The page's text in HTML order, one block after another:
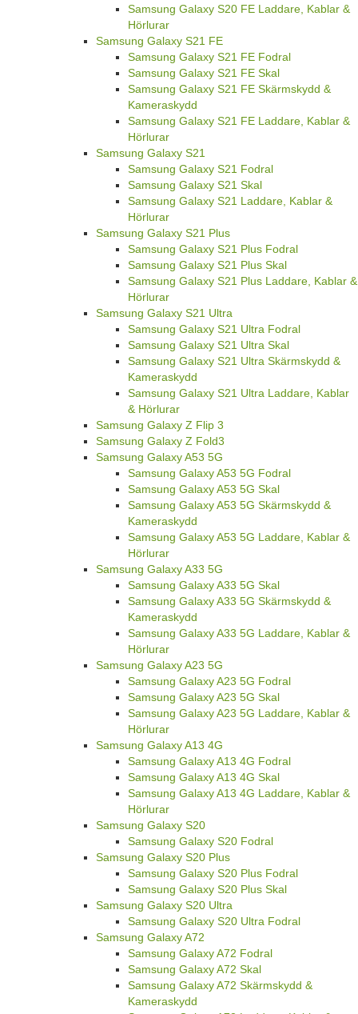
Samsung Galaxy S20 FE Laddare, Kablar &
Hörlurar
Samsung Galaxy S21 FE
Samsung Galaxy S21 FE Fodral
Samsung Galaxy S21 FE Skal
Samsung Galaxy S21 FE Skärmskydd &
Kameraskydd
Samsung Galaxy S21 FE Laddare, Kablar &
Hörlurar
Samsung Galaxy S21
Samsung Galaxy S21 Fodral
Samsung Galaxy S21 Skal
Samsung Galaxy S21 Laddare, Kablar &
Hörlurar
Samsung Galaxy S21 Plus
Samsung Galaxy S21 Plus Fodral
Samsung Galaxy S21 Plus Skal
Samsung Galaxy S21 Plus Laddare, Kablar &
Hörlurar
Samsung Galaxy S21 Ultra
Samsung Galaxy S21 Ultra Fodral
Samsung Galaxy S21 Ultra Skal
Samsung Galaxy S21 Ultra Skärmskydd &
Kameraskydd
Samsung Galaxy S21 Ultra Laddare, Kablar
& Hörlurar
Samsung Galaxy Z Flip 3
Samsung Galaxy Z Fold3
Samsung Galaxy A53 5G
Samsung Galaxy A53 5G Fodral
Samsung Galaxy A53 5G Skal
Samsung Galaxy A53 5G Skärmskydd &
Kameraskydd
Samsung Galaxy A53 5G Laddare, Kablar &
Hörlurar
Samsung Galaxy A33 5G
Samsung Galaxy A33 5G Skal
Samsung Galaxy A33 5G Skärmskydd &
Kameraskydd
Samsung Galaxy A33 5G Laddare, Kablar &
Hörlurar
Samsung Galaxy A23 5G
Samsung Galaxy A23 5G Fodral
Samsung Galaxy A23 5G Skal
Samsung Galaxy A23 5G Laddare, Kablar &
Hörlurar
Samsung Galaxy A13 4G
Samsung Galaxy A13 4G Fodral
Samsung Galaxy A13 4G Skal
Samsung Galaxy A13 4G Laddare, Kablar &
Hörlurar
Samsung Galaxy S20
Samsung Galaxy S20 Fodral
Samsung Galaxy S20 Plus
Samsung Galaxy S20 Plus Fodral
Samsung Galaxy S20 Plus Skal
Samsung Galaxy S20 Ultra
Samsung Galaxy S20 Ultra Fodral
Samsung Galaxy A72
Samsung Galaxy A72 Fodral
Samsung Galaxy A72 Skal
Samsung Galaxy A72 Skärmskydd &
Kameraskydd